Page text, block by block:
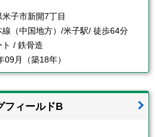
米子市新開7丁目
線（中国地方）/米子駅/ 徒歩64分
ト / 鉄骨造
09月（築18年）
フィールドB